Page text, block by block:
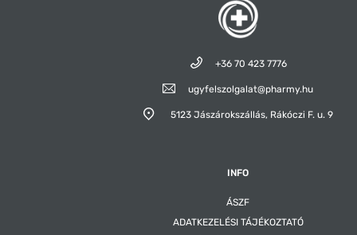
+36 70 423 7776
ugyfelszolgalat@pharmy.hu
5123 Jászárokszállás, Rákóczi F. u. 9
INFO
ÁSZF
ADATKEZELÉSI TÁJÉKOZTATÓ